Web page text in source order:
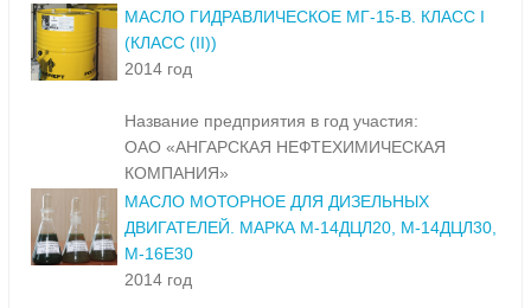
МАСЛО ГИДРАВЛИЧЕСКОЕ МГ-15-В. КЛАСС I
(КЛАСС (II))
2014 год
Название предприятия в год участия:
ОАО «АНГАРСКАЯ НЕФТЕХИМИЧЕСКАЯ
КОМПАНИЯ»
МАСЛО МОТОРНОЕ ДЛЯ ДИЗЕЛЬНЫХ
ДВИГАТЕЛЕЙ. МАРКА М-14ДЦЛ20, М-14ДЦЛ30,
М-16Е30
2014 год